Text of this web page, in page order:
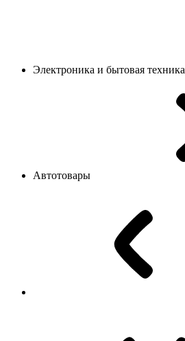
Электроника и бытовая техника
Автотовары